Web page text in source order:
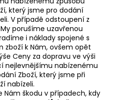
který jsme pro dodání
V případě odstoupení z
porušíme uzavřenou
i náklady spojené s
zboží k Nám, ovšem opět
Ceny za dopravu ve výši
nejlevnějšímu nabízenému
Zboží, který jsme při
nabízeli.
Nám škodu v případech, kdy